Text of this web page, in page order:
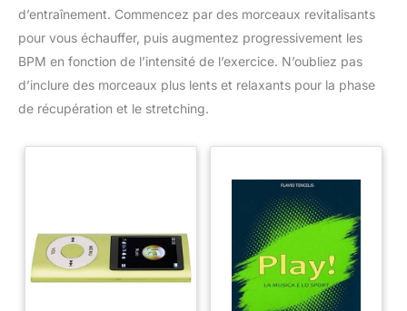
d’entraînement. Commencez par des morceaux revitalisants
pour vous échauffer, puis augmentez progressivement les
BPM en fonction de l’intensité de l’exercice. N’oubliez pas
d’inclure des morceaux plus lents et relaxants pour la phase
de récupération et le stretching.